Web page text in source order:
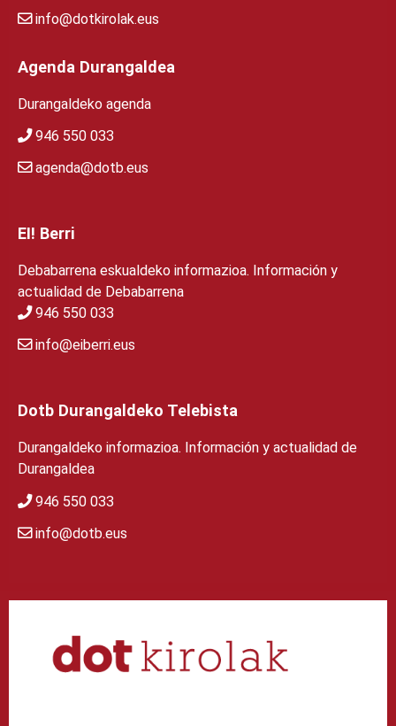
info@dotkirolak.eus
Agenda Durangaldea
Durangaldeko agenda
946 550 033
agenda@dotb.eus
EI! Berri
Debabarrena eskualdeko informazioa. Información y
actualidad de Debabarrena
946 550 033
info@eiberri.eus
Dotb Durangaldeko Telebista
Durangaldeko informazioa. Información y actualidad de
Durangaldea
946 550 033
info@dotb.eus